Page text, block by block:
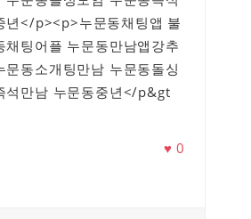
년</p><p>누문동채팅앱 불
채팅어플 누문동만남앱강추
문동소개팅만남 누문동돌싱
석만남 누문동중년</p&gt
♥0